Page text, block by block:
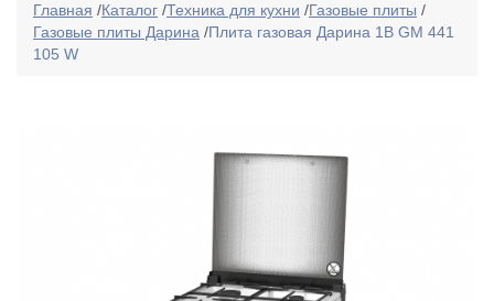
Главная /Каталог /Техника для кухни /Газовые плиты /
Газовые плиты Дарина /Плита газовая Дарина 1B GM 441
105 W